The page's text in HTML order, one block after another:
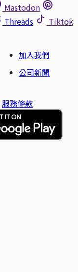
Mastodon
Threads
Tiktok
加入我們
公司新聞
服務條款